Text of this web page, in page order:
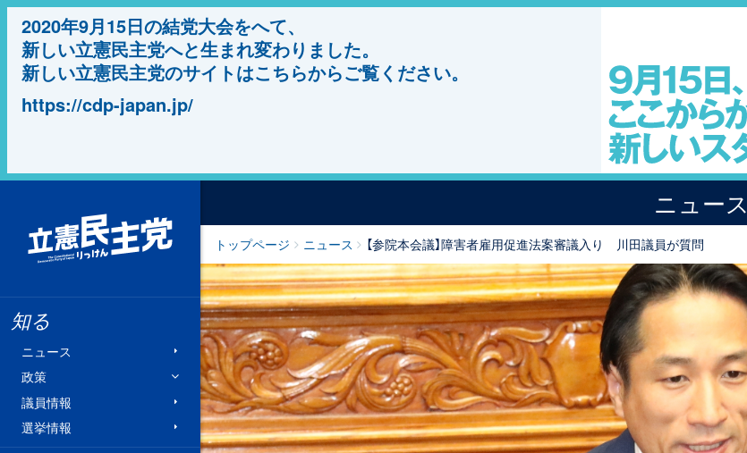
2020年9月15日の結党大会をへて、
新しい立憲民主党へと生まれ変わりました。
新しい立憲民主党のサイトはこちらからご覧ください。
https://cdp-japan.jp/
知る
ニュース
政策
議員情報
選挙情報
ニュース
トップページ ニュース 【参院本会議】障害者雇用促進法案審議入り 川田議員が質問